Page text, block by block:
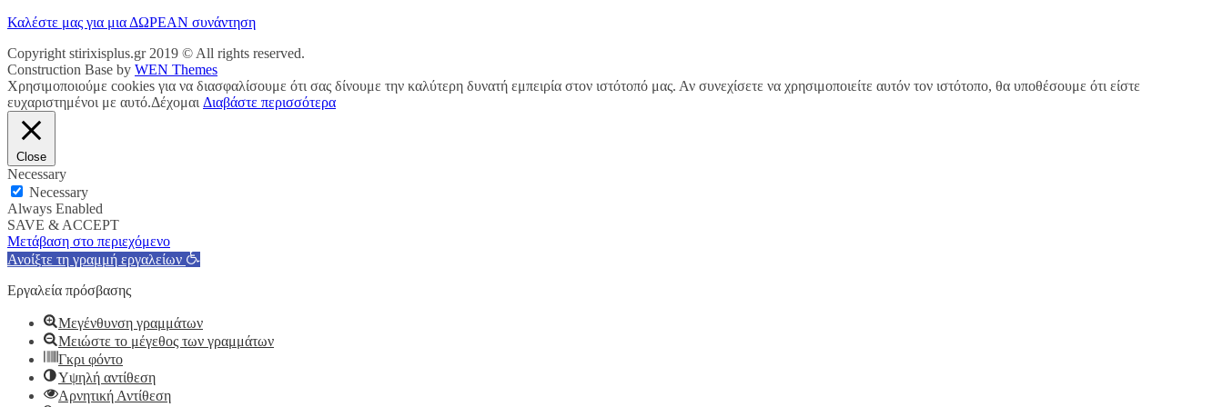
Καλέστε μας για μια ΔΩΡΕΑΝ συνάντηση
Copyright stirixisplus.gr 2019 © All rights reserved.
Construction Base by WEN Themes
Χρησιμοποιούμε cookies για να διασφαλίσουμε ότι σας δίνουμε την καλύτερη δυνατή εμπειρία στον ιστότοπό μας. Αν συνεχίσετε να χρησιμοποιείτε αυτόν τον ιστότοπο, θα υποθέσουμε ότι είστε
ευχαριστημένοι με αυτό.Δέχομαι Διαβάστε περισσότερα
Close
Necessary
Necessary
Always Enabled
SAVE & ACCEPT
Μετάβαση στο περιεχόμενο
Ανοίξτε τη γραμμή εργαλείων
Εργαλεία πρόσβασης
Μεγένθυνση γραμμάτων
Μειώστε το μέγεθος των γραμμάτων
Γκρι φόντο
Υψηλή αντίθεση
Αρνητική Αντίθεση